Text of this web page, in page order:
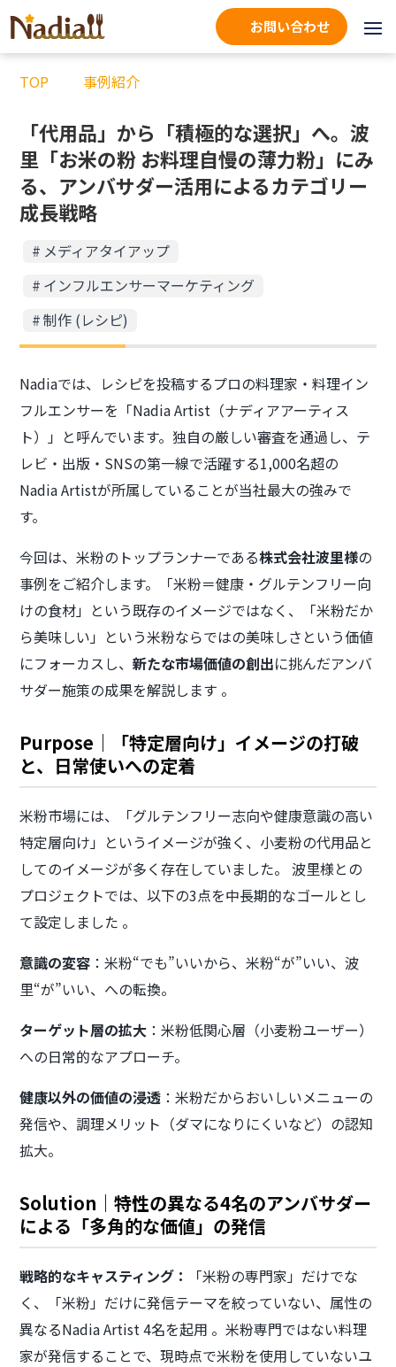
お問い合わせ
TOP 事例紹介
「代用品」から「積極的な選択」へ。波
里「お米の粉 お料理自慢の薄力粉」にみ
る、アンバサダー活用によるカテゴリー
成長戦略
メディアタイアップ
インフルエンサーマーケティング
制作 (レシピ)
Nadiaでは、レシピを投稿するプロの料理家・料理イン
フルエンサーを「Nadia Artist（ナディアアーティス
ト）」と呼んでいます。独自の厳しい審査を通過し、テ
レビ・出版・SNSの第一線で活躍する1,000名超の
Nadia Artistが所属していることが当社最大の強みで
す。
今回は、米粉のトップランナーである株式会社波里様の
事例をご紹介します。「米粉＝健康・グルテンフリー向
けの食材」という既存のイメージではなく、「米粉だか
ら美味しい」という米粉ならではの美味しさという価値
にフォーカスし、新たな市場価値の創出に挑んだアンバ
サダー施策の成果を解説します 。
Purpose｜「特定層向け」イメージの打破
と、日常使いへの定着
米粉市場には、「グルテンフリー志向や健康意識の高い
特定層向け」というイメージが強く、小麦粉の代用品と
してのイメージが多く存在していました。 波里様との
プロジェクトでは、以下の3点を中長期的なゴールとし
て設定しました 。
意識の変容 ：米粉“でも”いいから、米粉“が”いい、波
里“が”いい、への転換。
ターゲット層の拡大 ：米粉低関心層（小麦粉ユーザー）
への日常的なアプローチ。
健康以外の価値の浸透 ：米粉だからおいしいメニューの
発信や、調理メリット（ダマになりにくいなど）の認知
拡大。
Solution｜特性の異なる4名のアンバサダー
による「多角的な価値」の発信
戦略的なキャスティング：
「米粉の専門家」だけでな
く、「米粉」だけに発信テーマを絞っていない、属性の
異なるNadia Artist 4名を起用 。米粉専門ではない料理
家が発信することで、現時点で米粉を使用していないユ